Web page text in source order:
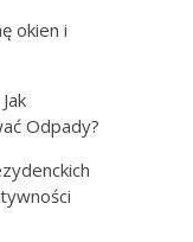
okien i
Odpady?